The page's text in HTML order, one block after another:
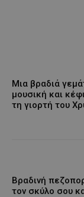
Μια βραδιά
μουσική και
τη γιορτή του
Βραδινή
τον σκύλο σου